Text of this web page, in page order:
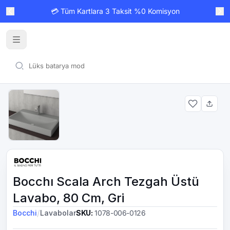
💳 Tüm Kartlara 3 Taksit %0 Komisyon
Bocchı Scala Arch Tezgah Üstü
Lavabo, 80 Cm, Gri
Bocchi/LavabolarSKU: 1078-006-0126